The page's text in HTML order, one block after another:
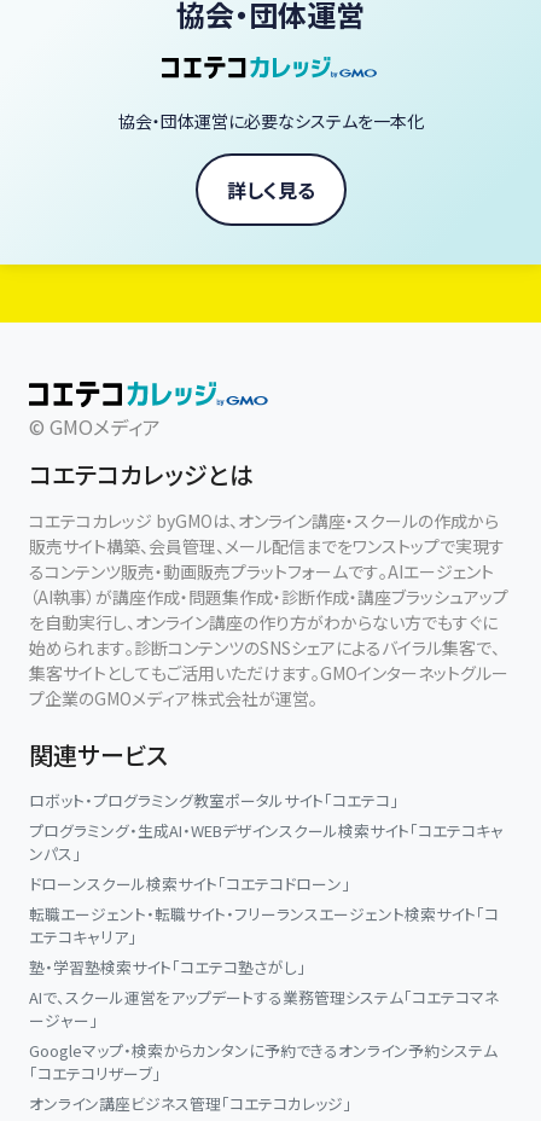
ヴィーガン料理家 庄司いずみ
協会・団体運営
協会・団体運営に必要なシステムを一本化
詳しく見る
© GMOメディア
コエテコカレッジとは
コエテコカレッジ byGMOは、オンライン講座・スクールの作成から
販売サイト構築、会員管理、メール配信までをワンストップで実現す
るコンテンツ販売・動画販売プラットフォームです。AIエージェント
（AI執事）が講座作成・問題集作成・診断作成・講座ブラッシュアップ
を自動実行し、オンライン講座の作り方がわからない方でもすぐに
始められます。診断コンテンツのSNSシェアによるバイラル集客で、
集客サイトとしてもご活用いただけます。GMOインターネットグルー
プ企業のGMOメディア株式会社が運営。
関連サービス
ロボット・プログラミング教室ポータルサイト「コエテコ」
プログラミング・生成AI・WEBデザインスクール検索サイト「コエテコキャ
ンパス」
ドローンスクール検索サイト「コエテコドローン」
転職エージェント・転職サイト・フリーランスエージェント検索サイト「コ
エテコキャリア」
塾・学習塾検索サイト「コエテコ塾さがし」
AIで、スクール運営をアップデートする業務管理システム「コエテコマネ
ージャー」
Googleマップ・検索からカンタンに予約できるオンライン予約システム
「コエテコリザーブ」
オンライン講座ビジネス管理「コエテコカレッジ」